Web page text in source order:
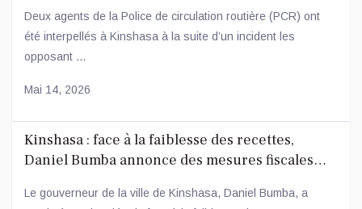
Deux agents de la Police de circulation routière (PCR) ont
été interpellés à Kinshasa à la suite d’un incident les
opposant ...
Mai 14, 2026
Kinshasa : face à la faiblesse des recettes,
Daniel Bumba annonce des mesures fiscales
Le gouverneur de la ville de Kinshasa, Daniel Bumba, a